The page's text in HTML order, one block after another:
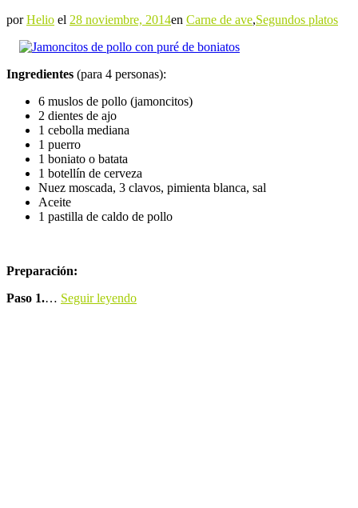
porHelio el 28 noviembre, 2014en Carne de ave,Segundos platos
Ingredientes (para 4 personas):
6 muslos de pollo (jamoncitos)
2 dientes de ajo
1 cebolla mediana
1 puerro
1 boniato o batata
1 botellín de cerveza
Nuez moscada, 3 clavos, pimienta blanca, sal
Aceite
1 pastilla de caldo de pollo
Preparación:
Paso 1.… Seguir leyendo